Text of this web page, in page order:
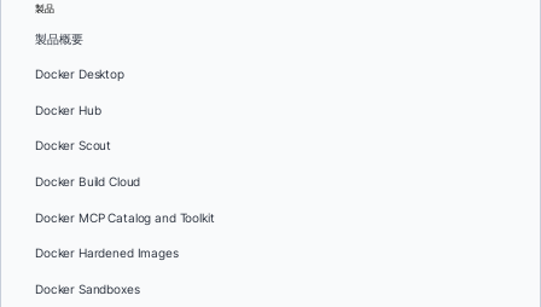
製品
製品概要
Docker Desktop
Docker Hub
Docker Scout
Docker Build Cloud
Docker MCP Catalog and Toolkit
Docker Hardened Images
Docker Sandboxes